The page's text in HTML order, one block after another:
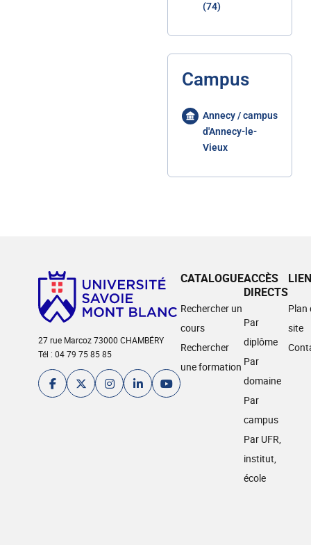
(74)
Campus
Annecy / campus
d'Annecy-le-
Vieux
27 rue Marcoz 73000 CHAMBÉRY
Tél : 04 79 75 85 85
CATALOGUE
Rechercher un
cours
Rechercher
une formation
ACCÈS
DIRECTS
Par
diplôme
Par
domaine
Par
campus
Par UFR,
institut,
école
Plan
site